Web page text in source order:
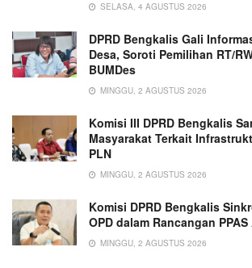
SELASA, 4 AGUSTUS 2026
DPRD Bengkalis Gali
Desa, Soroti Pemilihan RT/
BUMDes
MINGGU, 2 AGUSTUS 2026
Komisi III DPRD Bengkalis
Masyarakat Terkait
PLN
MINGGU, 2 AGUSTUS 2026
Komisi DPRD Bengkalis
OPD dalam Rancangan PPAS
MINGGU, 2 AGUSTUS 2026